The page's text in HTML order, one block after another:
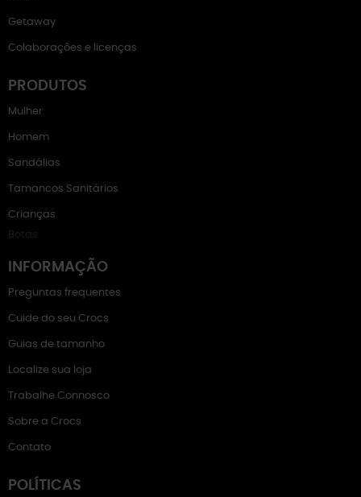
Getaway
Colaborações e licenças
PRODUTOS
Mulher
Homem
Sandálias
Tamancos Sanitários
Crianças
Botas
INFORMAÇÃO
Preguntas frequentes
Cuide do seu Crocs
Guias de tamanho
Localize sua loja
Trabalhe Connosco
Sobre a Crocs
Contato
POLÍTICAS